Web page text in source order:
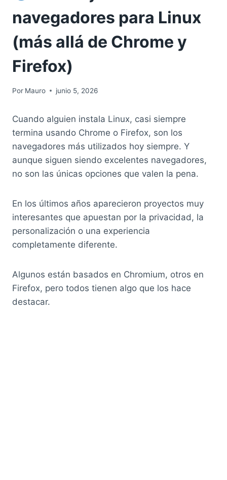
navegadores para Linux
(más allá de Chrome y
Firefox)
Por Mauro junio 5, 2026
Cuando alguien instala Linux, casi siempre
termina usando Chrome o Firefox, son los
navegadores más utilizados hoy siempre. Y
aunque siguen siendo excelentes navegadores,
no son las únicas opciones que valen la pena.
En los últimos años aparecieron proyectos muy
interesantes que apuestan por la privacidad, la
personalización o una experiencia
completamente diferente.
Algunos están basados en Chromium, otros en
Firefox, pero todos tienen algo que los hace
destacar.